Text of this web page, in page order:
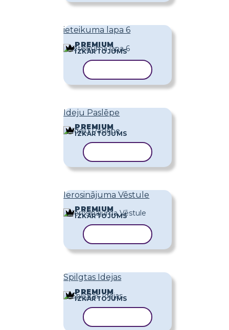
ieteikuma lapa 6
PREMIUM
IZKĀRTOJUMS
Ideju Paslēpe
PREMIUM
IZKĀRTOJUMS
Ierosinājuma Vēstule
PREMIUM
IZKĀRTOJUMS
Spilgtas Idejas
PREMIUM
IZKĀRTOJUMS